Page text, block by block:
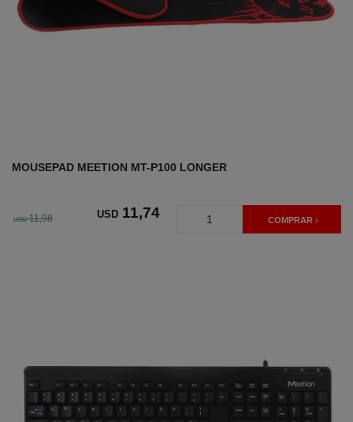
MOUSEPAD MEETION MT-P100 LONGER
USD 11,98 USD 11,74 COMPRAR